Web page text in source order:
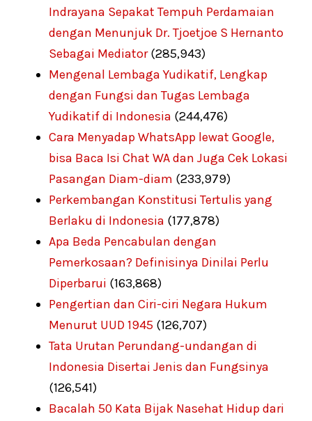
Indrayana Sepakat Tempuh Perdamaian
dengan Menunjuk Dr. Tjoetjoe S Hernanto
Sebagai Mediator (285,943)
Mengenal Lembaga Yudikatif, Lengkap
dengan Fungsi dan Tugas Lembaga
Yudikatif di Indonesia (244,476)
Cara Menyadap WhatsApp lewat Google,
bisa Baca Isi Chat WA dan Juga Cek Lokasi
Pasangan Diam-diam (233,979)
Perkembangan Konstitusi Tertulis yang
Berlaku di Indonesia (177,878)
Apa Beda Pencabulan dengan
Pemerkosaan? Definisinya Dinilai Perlu
Diperbarui (163,868)
Pengertian dan Ciri-ciri Negara Hukum
Menurut UUD 1945 (126,707)
Tata Urutan Perundang-undangan di
Indonesia Disertai Jenis dan Fungsinya
(126,541)
Bacalah 50 Kata Bijak Nasehat Hidup dari